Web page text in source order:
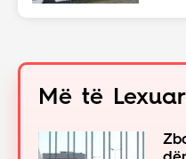
Më të